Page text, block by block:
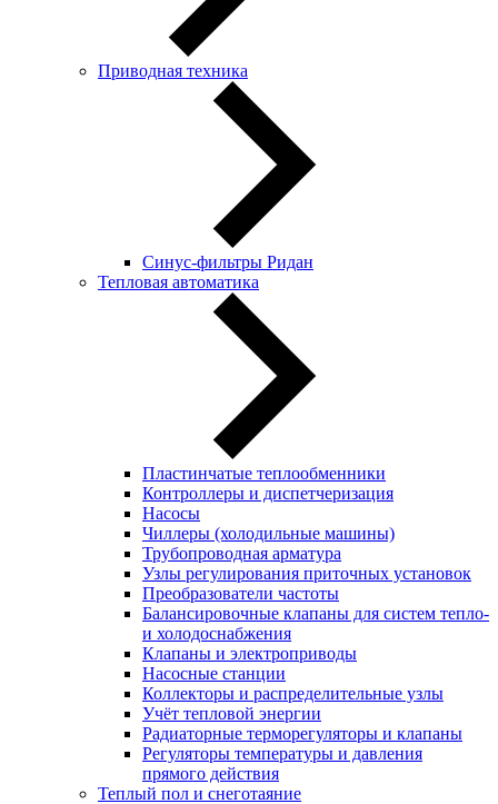
Приводная техника
Синус-фильтры Ридан
Тепловая автоматика
Пластинчатые теплообменники
Контроллеры и диспетчеризация
Насосы
Чиллеры (холодильные машины)
Трубопроводная арматура
Узлы регулирования приточных установок
Преобразователи частоты
Балансировочные клапаны для систем тепло-
и холодоснабжения
Клапаны и электроприводы
Насосные станции
Коллекторы и распределительные узлы
Учёт тепловой энергии
Радиаторные терморегуляторы и клапаны
Регуляторы температуры и давления
прямого действия
Теплый пол и снеготаяние